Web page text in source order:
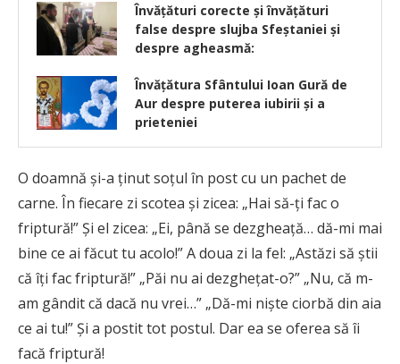
Învățături corecte și învățături
false despre slujba Sfeștaniei și
despre agheasmă:
Învățătura Sfântului Ioan Gură de
Aur despre puterea iubirii și a
prieteniei
O doamnă şi-a ţinut soţul în post cu un pachet de
carne. În fiecare zi scotea şi zicea: „Hai să-ţi fac o
friptură!” Şi el zicea: „Ei, până se dezgheaţă… dă-mi mai
bine ce ai făcut tu acolo!” A doua zi la fel: „Astăzi să ştii
că îţi fac friptură!” „Păi nu ai dezgheţat-o?” „Nu, că m-
am gândit că dacă nu vrei…” „Dă-mi nişte ciorbă din aia
ce ai tu!” Şi a postit tot postul. Dar ea se oferea să îi
facă friptură!